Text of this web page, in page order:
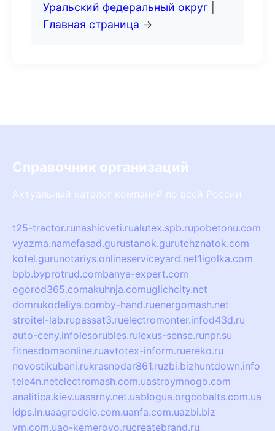
Уральский федеральный округ
Главная страница →
Справочник организаций
Актуальный каталог компаний по всей России
t25-tractor.runashicveti.rualutex.spb.rupobetonu.com
vyazma.namefasad.gurustanok.gurutehznatok.com
kotel.gurunotariys.onlineserviceyard.net1igolka.com
bpb.byprotrud.combanya-expert.com
ogorod365.comakuhnja.comuglichcity.net
domrukodeliya.comby-hand.ruenergomash.net
stroitel-lab.rupassat3.ruelectromonter.infod43d.ru
auto-ceny.infolesorubles.rulexus-sense.runpr.su
fitnesdomaonline.ruavtotex-inform.ruereko.ru
novostikubani.rukrasnodar861.ruzbi.bizhuntdown.info
tele4n.netelectromash.com.uastroymnogo.com
analitica.kiev.uasarny.net.uablogua.orgcobalts.com.ua
idps.in.uaagrodelo.com.uanfa.com.uazbi.biz
vm.com.uao-kemerovo.rucreatebrand.ru